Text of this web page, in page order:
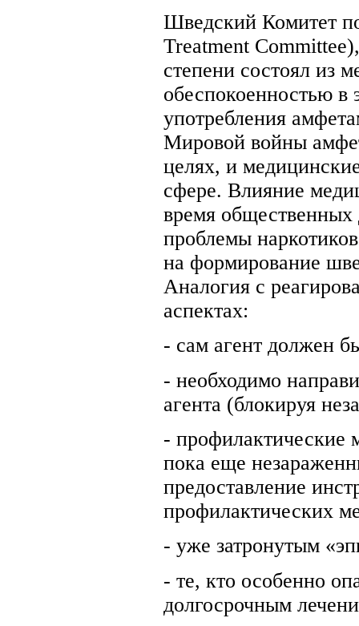
Шведский Комитет
Treatment
степени состоял из
обеспокоенностью
употребления
Мировой войны
целях, и
сфере. Влияние
время общественных
проблемы
на формирование
Аналогия с
аспектах:
- сам агент должен
- необходимо
агента (блокируя
- профилактические
пока еще
предоставление
профилактических
- уже затронутым
- те, кто особенно
долгосрочным